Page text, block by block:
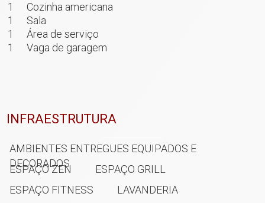
1
Cozinha americana
1
Sala
1
Área de serviço
1
Vaga de garagem
INFRAESTRUTURA
AMBIENTES ENTREGUES EQUIPADOS E
DECORADOS
ESPAÇO ZEN
ESPAÇO GRILL
ESPAÇO FITNESS
LAVANDERIA